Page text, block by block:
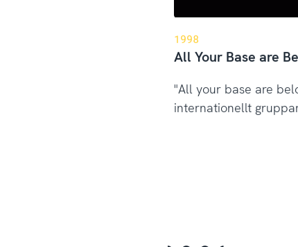
1998
All Your Base are
"All your base are
internationellt